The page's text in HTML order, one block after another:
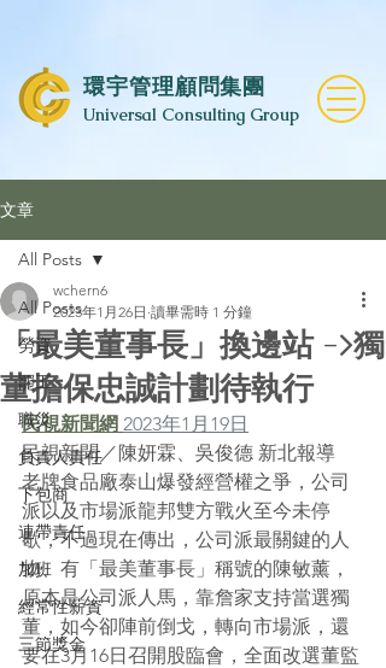
Universal Consulting Group
​環宇管理顧問集團
文章
All Posts
勞資
罷工
職災
負責人責任
下包商
連帶責任
加班
經常性薪資
三節獎金
All Posts
「最美董事長」換邊站 ->獨
董擔保忠誠計劃待執行
wchern6
2023年1月26日 讀畢需時 1 分鐘
民視新聞網 2023年1月19日
民視新聞／陳妍霖、吳俊德 新北報導
老牌食品廠泰山爆發經營權之爭，公司
派以及市場派龍邦雙方戰火至今未停
歇，不過現在傳出，公司派最關鍵的人
物、有「最美董事長」稱號的陳敏薰，
原本是公司派人馬，靠詹家支持當選獨
董，如今卻陣前倒戈，轉向市場派，還
要在3月16日召開股臨會，全面改選董監